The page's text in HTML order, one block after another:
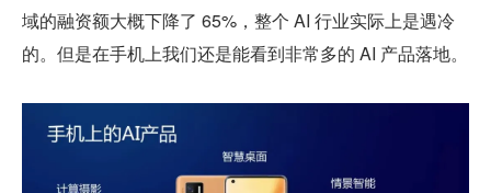
域的融资额大概下降了 65%，整个 AI 行业实际上是遇冷
的。但是在手机上我们还是能看到非常多的 AI 产品落地。